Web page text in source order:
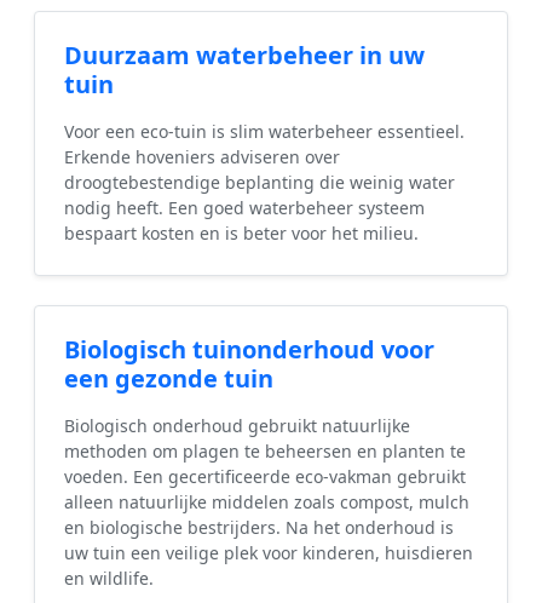
Duurzaam waterbeheer in uw
tuin
Voor een eco-tuin is slim waterbeheer essentieel.
Erkende hoveniers adviseren over
droogtebestendige beplanting die weinig water
nodig heeft. Een goed waterbeheer systeem
bespaart kosten en is beter voor het milieu.
Biologisch tuinonderhoud voor
een gezonde tuin
Biologisch onderhoud gebruikt natuurlijke
methoden om plagen te beheersen en planten te
voeden. Een gecertificeerde eco-vakman gebruikt
alleen natuurlijke middelen zoals compost, mulch
en biologische bestrijders. Na het onderhoud is
uw tuin een veilige plek voor kinderen, huisdieren
en wildlife.